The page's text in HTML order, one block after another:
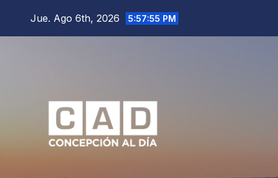
Jue. Ago 6th, 2026 5:57:56 PM